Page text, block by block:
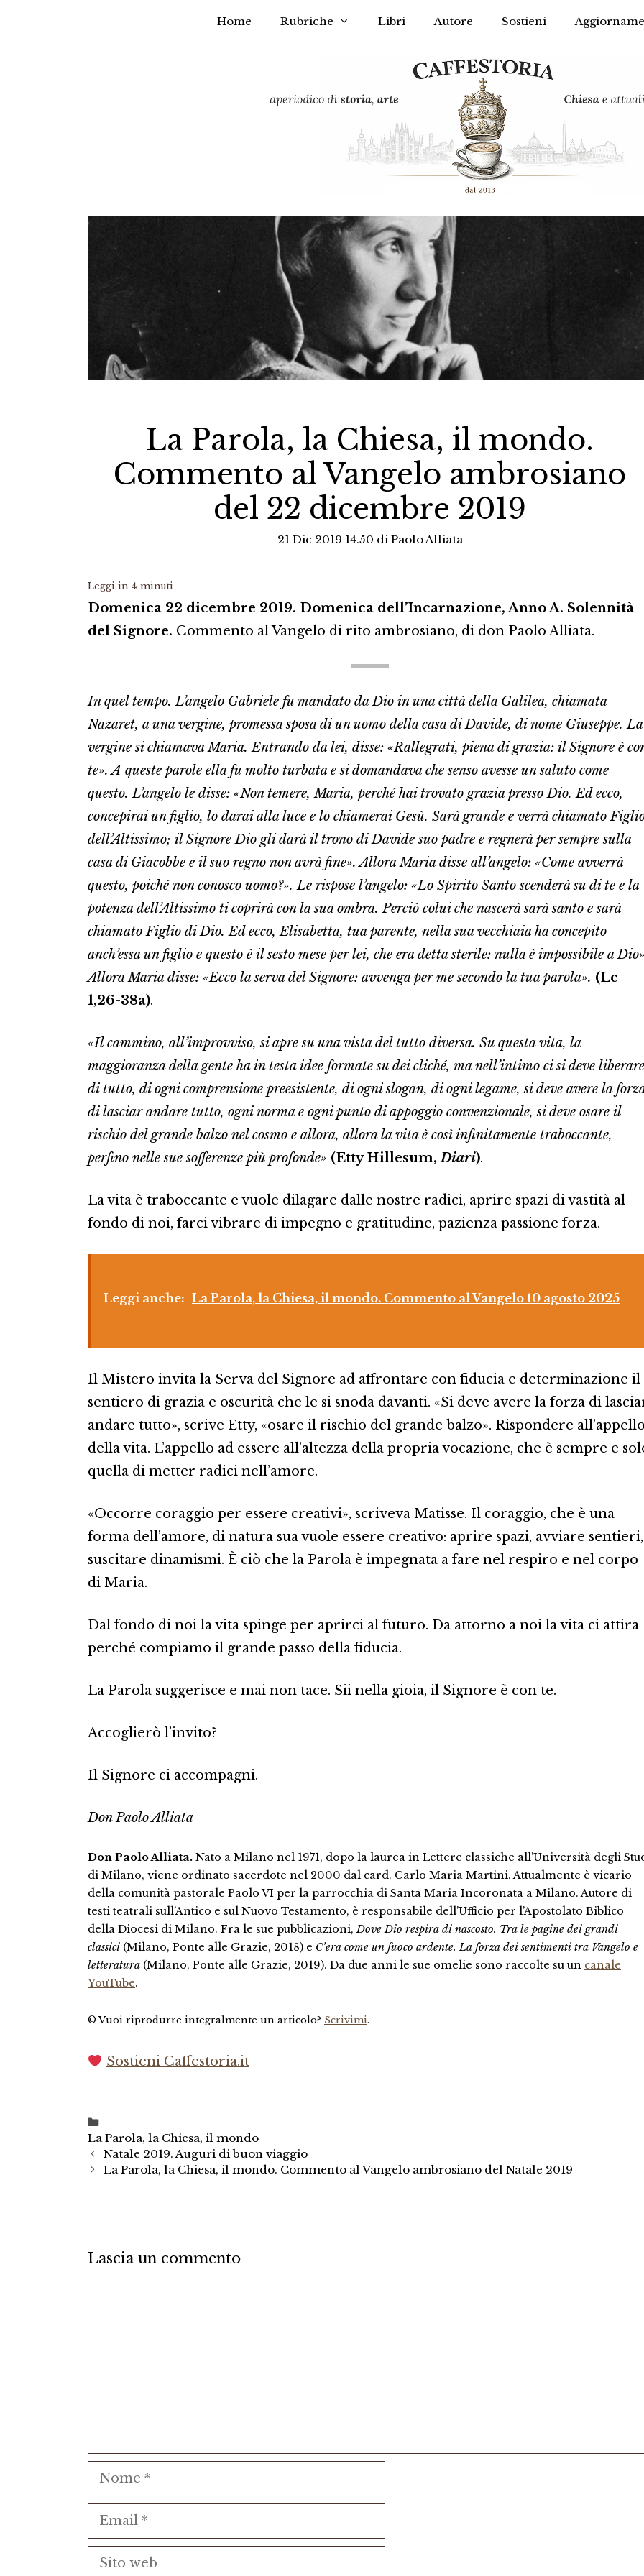
Home Rubriche Libri Autore Sostieni
La Parola, la Chiesa, il mondo.
Commento al Vangelo ambrosiano
del 22 dicembre 2019
21 Dic 2019 14.50 di Paolo Alliata
Leggi in 4 minuti
Domenica 22 dicembre 2019. Domenica dell’Incarnazione, Anno A. Solennità
del Signore. Commento al Vangelo di rito ambrosiano, di don Paolo Alliata.
In quel tempo. L’angelo Gabriele fu mandato da Dio in una città della Galilea, chiamata
Nazaret, a una vergine, promessa sposa di un uomo della casa di Davide, di nome Giuseppe. La
vergine si chiamava Maria. Entrando da lei, disse: «Rallegrati, piena di grazia: il Signore è
te». A queste parole ella fu molto turbata e si domandava che senso avesse un saluto come
questo. L’angelo le disse: «Non temere, Maria, perché hai trovato grazia presso Dio. Ed ecco,
concepirai un figlio, lo darai alla luce e lo chiamerai Gesù. Sarà grande e verrà chiamato
dell’Altissimo; il Signore Dio gli darà il trono di Davide suo padre e regnerà per sempre sulla
casa di Giacobbe e il suo regno non avrà fine». Allora Maria disse all’angelo: «Come avverrà
questo, poiché non conosco uomo?». Le rispose l’angelo: «Lo Spirito Santo scenderà su di te e la
potenza dell’Altissimo ti coprirà con la sua ombra. Perciò colui che nascerà sarà santo e sarà
chiamato Figlio di Dio. Ed ecco, Elisabetta, tua parente, nella sua vecchiaia ha concepito
anch’essa un figlio e questo è il sesto mese per lei, che era detta sterile: nulla è impossibile a
Allora Maria disse: «Ecco la serva del Signore: avvenga per me secondo la tua parola». (Lc
1,26-38a).
«Il cammino, all’improvviso, si apre su una vista del tutto diversa. Su questa vita, la
maggioranza della gente ha in testa idee formate su dei cliché, ma nell’intimo ci si deve liberare
di tutto, di ogni comprensione preesistente, di ogni slogan, di ogni legame, si deve avere la
di lasciar andare tutto, ogni norma e ogni punto di appoggio convenzionale, si deve osare il
rischio del grande balzo nel cosmo e allora, allora la vita è così infinitamente traboccante,
perfino nelle sue sofferenze più profonde» (Etty Hillesum,Diari).
La vita è traboccante e vuole dilagare dalle nostre radici, aprire spazi di vastità al
fondo di noi, farci vibrare di impegno e gratitudine, pazienza passione forza.
Leggi anche: La Parola, la Chiesa, il mondo. Commento al Vangelo 10 agosto 2025
Il Mistero invita la Serva del Signore ad affrontare con fiducia e determinazione il
sentiero di grazia e oscurità che le si snoda davanti. «Si deve avere la forza di
andare tutto», scrive Etty, «osare il rischio del grande balzo». Rispondere
della vita. L’appello ad essere all’altezza della propria vocazione, che è sempre e
quella di metter radici nell’amore.
«Occorre coraggio per essere creativi», scriveva Matisse. Il coraggio, che è una
forma dell’amore, di natura sua vuole essere creativo: aprire spazi, avviare sentieri,
suscitare dinamismi. È ciò che la Parola è impegnata a fare nel respiro e nel corpo
di Maria.
Dal fondo di noi la vita spinge per aprirci al futuro. Da attorno a noi la vita ci attira
perché compiamo il grande passo della fiducia.
La Parola suggerisce e mai non tace. Sii nella gioia, il Signore è con te.
Accoglierò l’invito?
Il Signore ci accompagni.
Don Paolo Alliata
Don Paolo Alliata. Nato a Milano nel 1971, dopo la laurea in Lettere classiche all’Università degli
di Milano, viene ordinato sacerdote nel 2000 dal card. Carlo Maria Martini. Attualmente è vicario
della comunità pastorale Paolo VI per la parrocchia di Santa Maria Incoronata a Milano. Autore di
testi teatrali sull’Antico e sul Nuovo Testamento, è responsabile dell’Ufficio per l’Apostolato Biblico
della Diocesi di Milano. Fra le sue pubblicazioni,Dove Dio respira di nascosto. Tra le pagine dei grandi
classici (Milano, Ponte alle Grazie, 2018) e C’era come un fuoco ardente. La forza dei sentimenti tra Vangelo e
letteratura (Milano, Ponte alle Grazie, 2019). Da due anni le sue omelie sono raccolte su un canale
YouTube.
© Vuoi riprodurre integralmente un articolo? Scrivimi.
Sostieni Caffestoria.it
La Parola, la Chiesa, il mondo
Natale 2019. Auguri di buon viaggio
La Parola, la Chiesa, il mondo. Commento al Vangelo ambrosiano del Natale 2019
Lascia un commento
Nome
Email
Sito